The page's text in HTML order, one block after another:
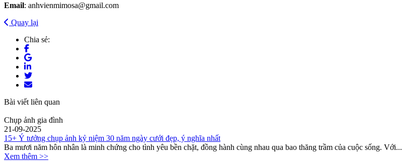
Email: anhvienmimosa@gmail.com
Quay lại
Chia sẻ:
Bài viết liên quan
Chụp ảnh gia đình
21-09-2025
15+ Ý tưởng chụp ảnh kỷ niệm 30 năm ngày cưới đẹp, ý nghĩa nhất
Ba mươi năm hôn nhân là minh chứng cho tình yêu bền chặt, đồng hành cùng nhau qua bao thăng trầm của cuộc sống. Với...
Xem thêm >>